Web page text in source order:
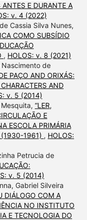
E DURANTE A
v. 4 (2022)
Cassia Silva Nunes,
COMO SUBSÍDIO
, HOLOS: v. 8 (2021)
Nascimento de
PAÇO AND ORIXÁS:
AND
v. 5 (2014)
“LER,
E
ESCOLA PRIMÁRIA
(1930-1961) , HOLOS:
Petrucia de
v. 5 (2014)
Gabriel Silveira
DIÁLOGO COM A
NO INSTITUTO
E TECNOLOGIA DO